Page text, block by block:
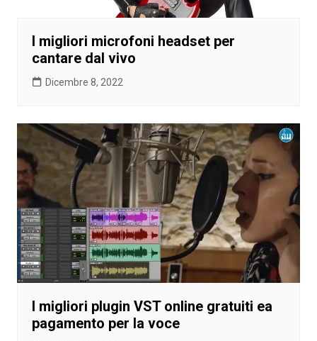
I migliori microfoni headset per
cantare dal vivo
Dicembre 8, 2022
I migliori plugin VST online gratuiti ea
pagamento per la voce